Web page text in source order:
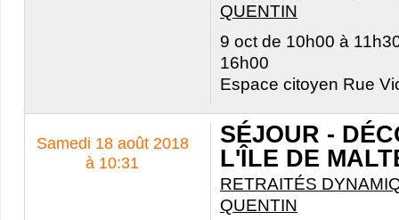
QUENTIN
9 oct de 10h00 à
16h00
Espace citoyen Rue
Samedi 18 août 2018
à 10:31
SÉJOUR -
L'ÎLE DE
RETRAITÉS
QUENTIN